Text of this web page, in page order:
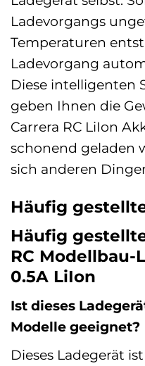
Ladevorgangs
Temperaturen
Ladevorgang
Diese intelligenten
geben Ihnen die
Carrera RC LiIon
schonend geladen
sich anderen
Häufig
Häufig
RC Modellbau-
0.5A LiIon
Ist dieses
Modelle geeignet?
Dieses Ladegerät